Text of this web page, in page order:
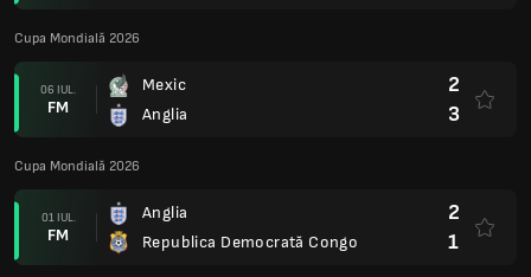
Cupa Mondială 2026
06 IUL.
FM
Mexic
Anglia
2
3
Cupa Mondială 2026
01 IUL.
FM
Anglia
Republica Democrată Congo
2
1